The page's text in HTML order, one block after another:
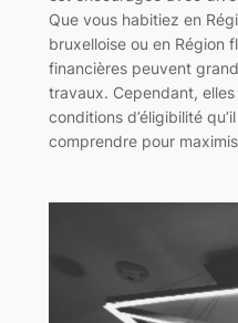
Que vous habitiez en
bruxelloise ou en Région
financières peuvent
travaux. Cependant,
conditions d’éligibilité
comprendre pour